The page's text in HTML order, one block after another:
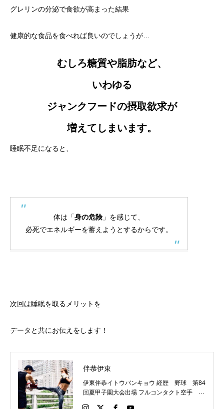
グレリンの分泌で食欲が高まった結果
健康的な食品を食べれば良いのでしょうが…
むしろ糖質や脂肪など、
いわゆる
ジャンクフードの摂取欲求が
増えてしまいます。
睡眠不足になると、
体は「身の危険」を感じて、
必死でエネルギーを蓄えようとするからです。
次回は睡眠を取るメリットを
データと共にお伝えをします！
伴恭伊東
伊東伴恭イトウバンキョウ 経歴 野球 第84
回夏甲子園大会出場 フルコンタクト空手 日